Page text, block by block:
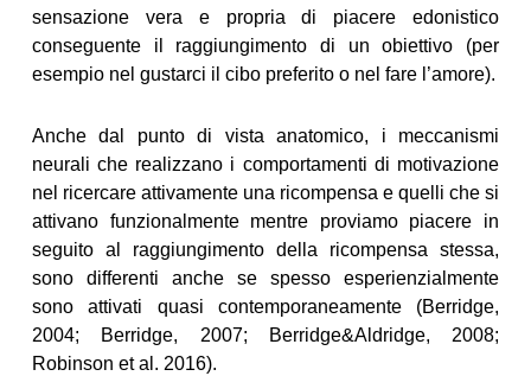
sensazione vera e propria di piacere edonistico
conseguente il raggiungimento di un obiettivo (per
esempio nel gustarci il cibo preferito o nel fare l’amore).
Anche dal punto di vista anatomico, i meccanismi
neurali che realizzano i comportamenti di motivazione
nel ricercare attivamente una ricompensa e quelli che si
attivano funzionalmente mentre proviamo piacere in
seguito al raggiungimento della ricompensa stessa,
sono differenti anche se spesso esperienzialmente
sono attivati quasi contemporaneamente (Berridge,
2004; Berridge, 2007; Berridge&Aldridge, 2008;
Robinson et al. 2016).